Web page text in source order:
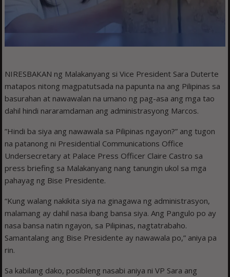
NIRESBAKAN ng Malakanyang si Vice President Sara Duterte
matapos nitong magpatutsada na papunta na ang Pilipinas sa
basurahan at nawawalan na umano ng pag-asa ang mga tao
dahil hindi nararamdaman ang administrasyong Marcos.
”Hindi ba siya ang nawawala sa Pilipinas ngayon?” ang tugon
na patanong ni Presidential Communications Office
Undersecretary at Palace Press Officer Claire Castro sa
press briefing sa Malakanyang nang tanungin ukol sa mga
pahayag ng Bise Presidente.
“Kung walang nakikita siya na ginagawa ng administrasyon,
malamang ay dahil nasa ibang bansa siya. Ang Pangulo po ay
nasa bansa natin ngayon, sa Pilipinas, nagtatrabaho.
Samantalang ang Bise Presidente ay nawawala po,” aniya pa
rin.
Sa kabilang dako, posibleng nasabi aniya ni VP Sara ang